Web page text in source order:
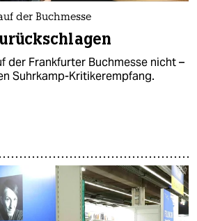
der Buchmesse
der Frankfurter Buchmesse nicht –
Suhrkamp-Kritikerempfang.